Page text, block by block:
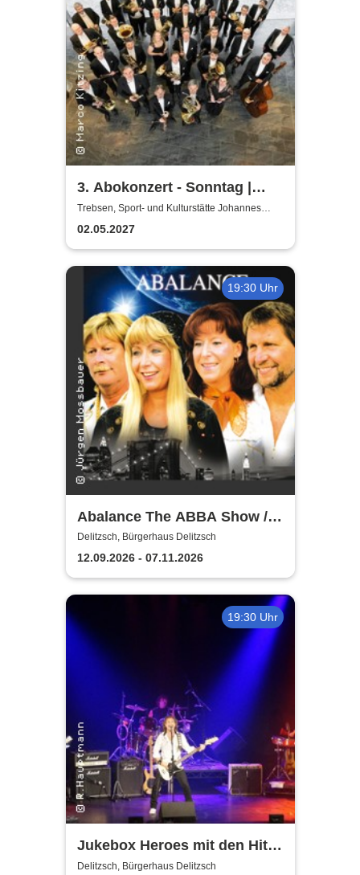
3. Abokonzert - Sonntag |
Sächsische
Bläserphilharmonie
Trebsen, Sport- und Kulturstätte Johannes
Wiede
02.05.2027
19:30 Uhr
Abalance The ABBA Show /
Revival Show - a tribute to
ABBA
Delitzsch, Bürgerhaus Delitzsch
12.09.2026 - 07.11.2026
19:30 Uhr
Jukebox Heroes mit den Hits
von Sweet, Slade u.v.a. - 2027
Delitzsch, Bürgerhaus Delitzsch